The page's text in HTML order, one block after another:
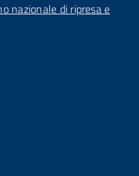
nazionale di ripresa e